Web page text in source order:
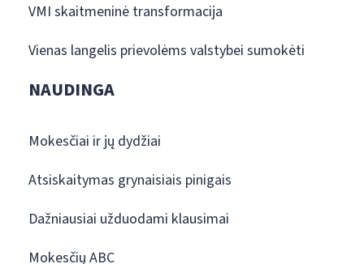
VMI skaitmeninė transformacija
Vienas langelis prievolėms valstybei sumokėti
NAUDINGA
Mokesčiai ir jų dydžiai
Atsiskaitymas grynaisiais pinigais
Dažniausiai užduodami klausimai
Mokesčių ABC